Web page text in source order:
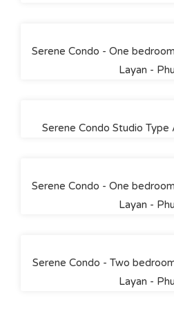
Serene Condo - One
Layan -
Serene Condo Studio
Serene Condo - One
Layan -
Serene Condo - Two
Layan -